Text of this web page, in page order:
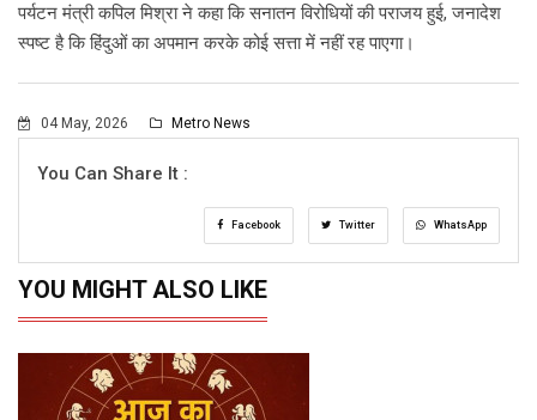
पर्यटन मंत्री कपिल मिश्रा ने कहा कि सनातन विरोधियों की पराजय हुई, जनादेश
स्पष्ट है कि हिंदुओं का अपमान करके कोई सत्ता में नहीं रह पाएगा।
04 May, 2026 Metro News
You Can Share It :
Facebook Twitter WhatsApp
YOU MIGHT ALSO LIKE